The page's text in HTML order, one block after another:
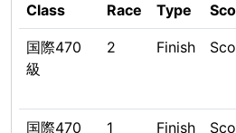
Class Race Type
国際470
級
2 Finish
国際470
1 Finish